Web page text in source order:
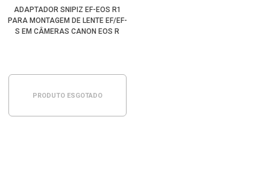
ADAPTADOR SNIPIZ EF-EOS R1
PARA MONTAGEM DE LENTE EF/EF-
S EM CÂMERAS CANON EOS R
PRODUTO ESGOTADO